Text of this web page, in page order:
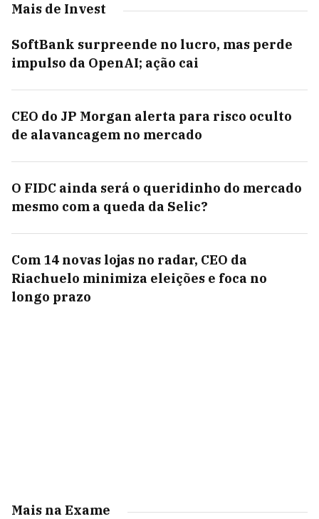
Mais de Invest
SoftBank surpreende no lucro, mas perde
impulso da OpenAI; ação cai
CEO do JP Morgan alerta para risco oculto
de alavancagem no mercado
O FIDC ainda será o queridinho do mercado
mesmo com a queda da Selic?
Com 14 novas lojas no radar, CEO da
Riachuelo minimiza eleições e foca no
longo prazo
Mais na Exame